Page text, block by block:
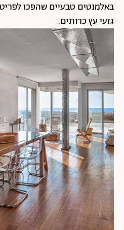
באלמנטים טבעיים שהפכו
גזעי עץ כרותים.